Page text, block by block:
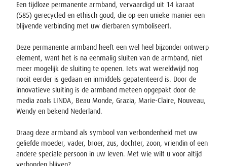
Een tijdloze permanente armband, vervaardigd uit 14 karaat
(585) gerecycled en ethisch goud, die op een unieke manier een
blijvende verbinding met uw dierbaren symboliseert.
Deze permanente armband heeft een wel heel bijzonder ontwerp
element, want het is na eenmalig sluiten van de armband, niet
meer mogelijk de sluiting te openen. Iets wat wereldwijd nog
nooit eerder is gedaan en inmiddels gepatenteerd is. Door de
innovatieve sluiting is de armband meteen opgepakt door de
media zoals LINDA, Beau Monde, Grazia, Marie-Claire, Nouveau,
Wendy en bekend Nederland.
Draag deze armband als symbool van verbondenheid met uw
geliefde moeder, vader, broer, zus, dochter, zoon, vriendin of een
andere speciale persoon in uw leven. Met wie wilt u voor altijd